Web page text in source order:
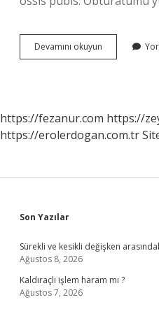
Devamını okuyun Superior
Ne
https://fezanur.com https://
https://erolerdogan.com.tr
Sidebar
Son Yazılar
Sürekli ve kesikli değişken
Ağustos 8, 2026
Kaldıraçlı işlem haram mı ?
Ağustos 7, 2026